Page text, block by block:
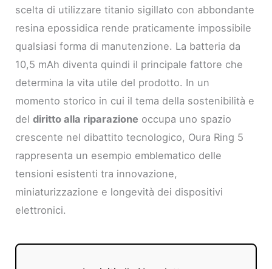
scelta di utilizzare titanio sigillato con abbondante
resina epossidica rende praticamente impossibile
qualsiasi forma di manutenzione. La batteria da
10,5 mAh diventa quindi il principale fattore che
determina la vita utile del prodotto. In un
momento storico in cui il tema della sostenibilità e
deldiritto alla riparazione occupa uno spazio
crescente nel dibattito tecnologico, Oura Ring 5
rappresenta un esempio emblematico delle
tensioni esistenti tra innovazione,
miniaturizzazione e longevità dei dispositivi
elettronici.